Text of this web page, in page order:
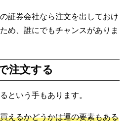
証券会社なら注文を出しておけ
め、誰にでもチャンスがありま
注文する
という手もあります。
えるかどうかは運の要素もある